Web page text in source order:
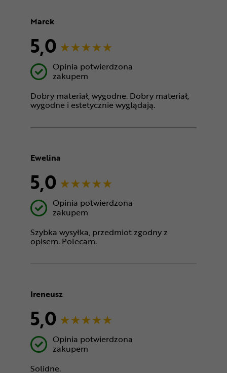
Marek
5,0
Opinia potwierdzona
zakupem
Dobry materiał, wygodne. Dobry materiał,
wygodne i estetycznie wyglądają.
Ewelina
5,0
Opinia potwierdzona
zakupem
Szybka wysyłka, przedmiot zgodny z
opisem. Polecam.
Ireneusz
5,0
Opinia potwierdzona
zakupem
Solidne.